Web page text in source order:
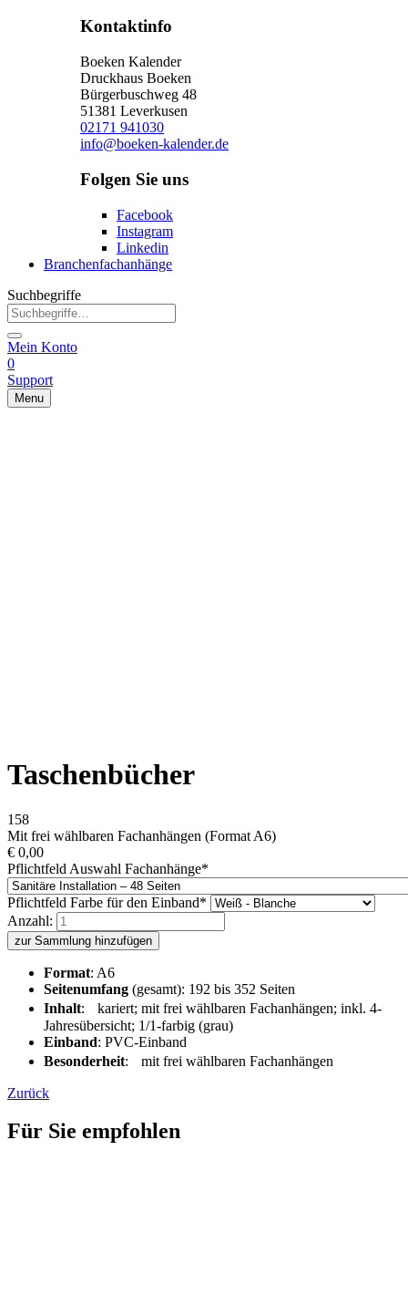
Kontaktinfo
Boeken Kalender
Druckhaus Boeken
Bürgerbuschweg 48
51381 Leverkusen
02171 941030
info@boeken-kalender.de
Folgen Sie uns
Facebook
Instagram
Linkedin
Branchenfachanhänge
Suchbegriffe
Mein Konto
0
Support
Menu
Taschenbücher
158
Mit frei wählbaren Fachanhängen (Format A6)
€ 0,00
Pflichtfeld Auswahl Fachanhänge*
Pflichtfeld Farbe für den Einband*
Anzahl:
zur Sammlung hinzufügen
Format: A6
Seitenumfang (gesamt): 192 bis 352 Seiten
Inhalt: kariert; mit frei wählbaren Fachanhängen; inkl. 4-
Jahresübersicht; 1/1-farbig (grau)
Einband: PVC-Einband
Besonderheit: mit frei wählbaren Fachanhängen
Zurück
Für Sie empfohlen